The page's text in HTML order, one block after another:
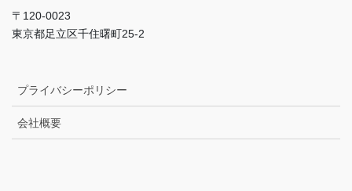
〒120-0023
東京都足立区千住曙町25-2
プライバシーポリシー
会社概要